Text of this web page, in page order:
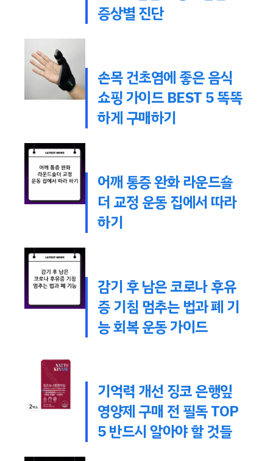
증상별 진단
손목 건초염에 좋은 음식
쇼핑 가이드 BEST 5 똑똑
하게 구매하기
어깨 통증 완화 라운드숄
더 교정 운동 집에서 따라
하기
감기 후 남은 코로나 후유
증 기침 멈추는 법과 폐 기
능 회복 운동 가이드
기억력 개선 징코 은행잎
영양제 구매 전 필독 TOP
5 반드시 알아야 할 것들